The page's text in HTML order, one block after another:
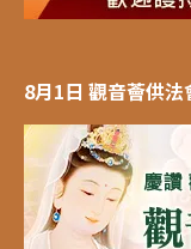
8月1日 觀音薈供法